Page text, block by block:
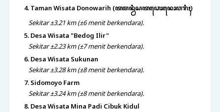
4. Taman Wisata Donowarih (ꦠꦩꦤ꧀ꦮꦶꦱꦠꦣꦺꦴꦤꦺꦴꦮꦫꦶꦃ)
Sekitar ±3.21 km (±6 menit berkendara).
5. Desa Wisata "Bedog Ilir"
Sekitar ±2.23 km (±7 menit berkendara).
6. Desa Wisata Sukunan
Sekitar ±3.28 km (±8 menit berkendara).
7. Sidomoyo Farm
Sekitar ±3.24 km (±8 menit berkendara).
8. Desa Wisata Mina Padi Cibuk Kidul